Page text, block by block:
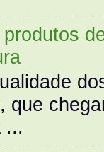
que
...